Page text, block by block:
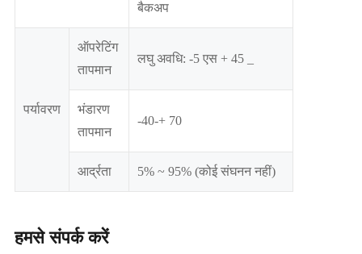
बैकअप
पर्यावरण
ऑपरेटिंग
तापमान
लघु अवधि: -5 एस + 45 _
भंडारण
तापमान
-40-+ 70
आर्द्रता 5% ~ 95% (कोई संघनन नहीं)
हमसे संपर्क करें